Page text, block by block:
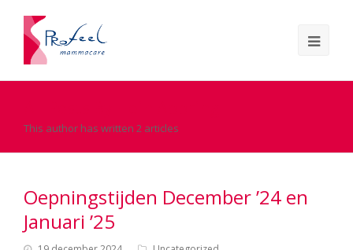
This author has written 2 articles
Oepningstijden December ’24 en
Januari ’25